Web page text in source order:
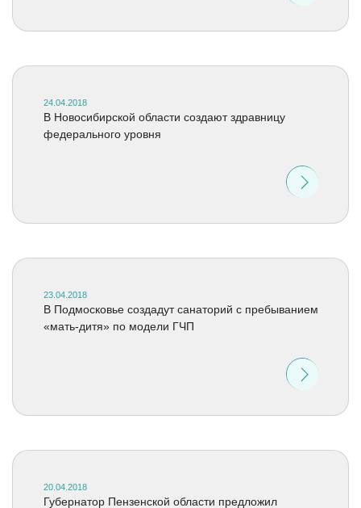
24.04.2018
В Новосибирской области создают здравницу
федерального уровня
23.04.2018
В Подмосковье создадут санаторий с пребыванием
«мать-дитя» по модели ГЧП
20.04.2018
Губернатор Пензенской области предложил